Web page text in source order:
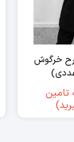
خرگوش
تامین